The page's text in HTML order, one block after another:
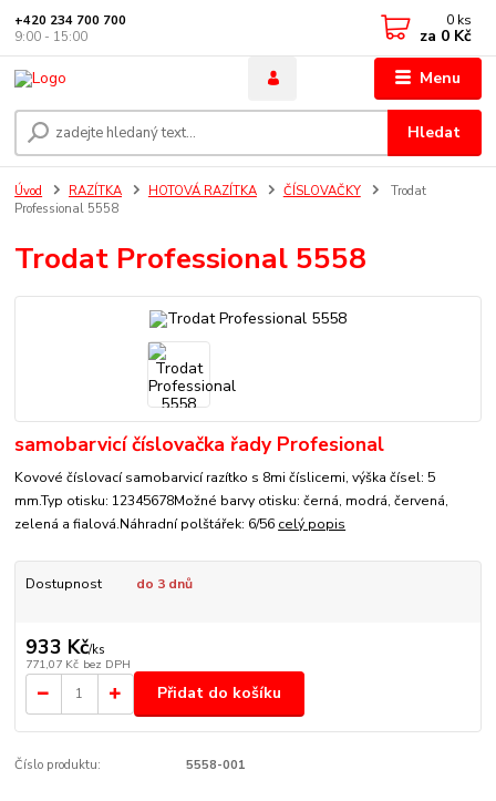
Menu
Hledat
+420 234 700 700
9:00 - 15:00
0 ks
za 0 Kč
Úvod RAZÍTKA HOTOVÁ RAZÍTKA ČÍSLOVAČKY
Trodat
Professional 5558
Trodat Professional 5558
samobarvicí číslovačka řady Profesional
Kovové číslovací samobarvicí razítko s 8mi číslicemi, výška čísel: 5
mm.Typ otisku: 12345678Možné barvy otisku: černá, modrá, červená,
zelená a fialová.Náhradní polštářek: 6/56 celý popis
Dostupnost do 3 dnů
933 Kč/ks
771,07 Kč bez DPH
Přidat do košíku
Číslo produktu: 5558-001